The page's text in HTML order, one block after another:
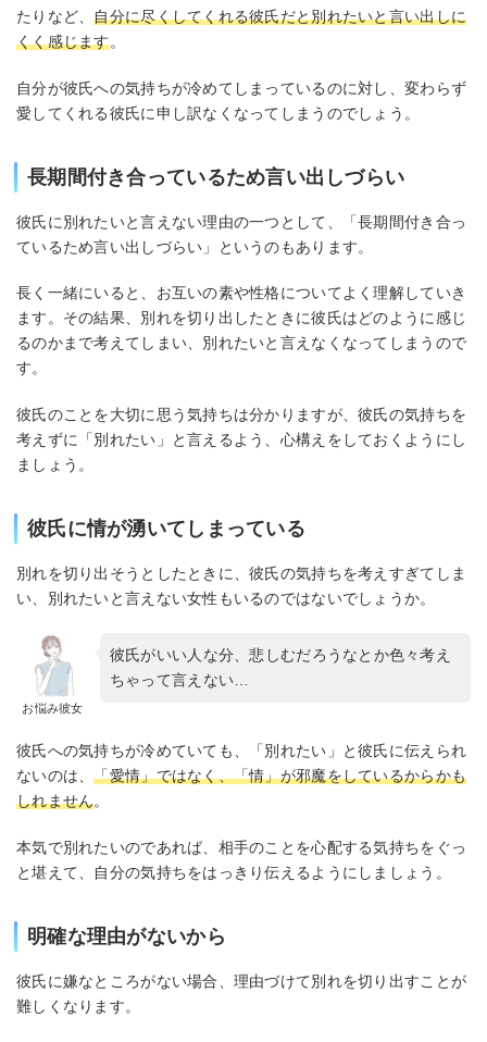
たりなど、自分に尽くしてくれる彼氏だと別れたいと言い出しに
くく感じます。
自分が彼氏への気持ちが冷めてしまっているのに対し、変わらず
愛してくれる彼氏に申し訳なくなってしまうのでしょう。
長期間付き合っているため言い出しづらい
彼氏に別れたいと言えない理由の一つとして、「長期間付き合っ
ているため言い出しづらい」というのもあります。
長く一緒にいると、お互いの素や性格についてよく理解していき
ます。その結果、別れを切り出したときに彼氏はどのように感じ
るのかまで考えてしまい、別れたいと言えなくなってしまうので
す。
彼氏のことを大切に思う気持ちは分かりますが、彼氏の気持ちを
考えずに「別れたい」と言えるよう、心構えをしておくようにし
ましょう。
彼氏に情が湧いてしまっている
別れを切り出そうとしたときに、彼氏の気持ちを考えすぎてしま
い、別れたいと言えない女性もいるのではないでしょうか。
お悩み彼女
彼氏がいい人な分、悲しむだろうなとか色々考え
ちゃって言えない…
彼氏への気持ちが冷めていても、「別れたい」と彼氏に伝えられ
ないのは、「愛情」ではなく、「情」が邪魔をしているからかも
しれません。
本気で別れたいのであれば、相手のことを心配する気持ちをぐっ
と堪えて、自分の気持ちをはっきり伝えるようにしましょう。
明確な理由がないから
彼氏に嫌なところがない場合、理由づけて別れを切り出すことが
難しくなります。